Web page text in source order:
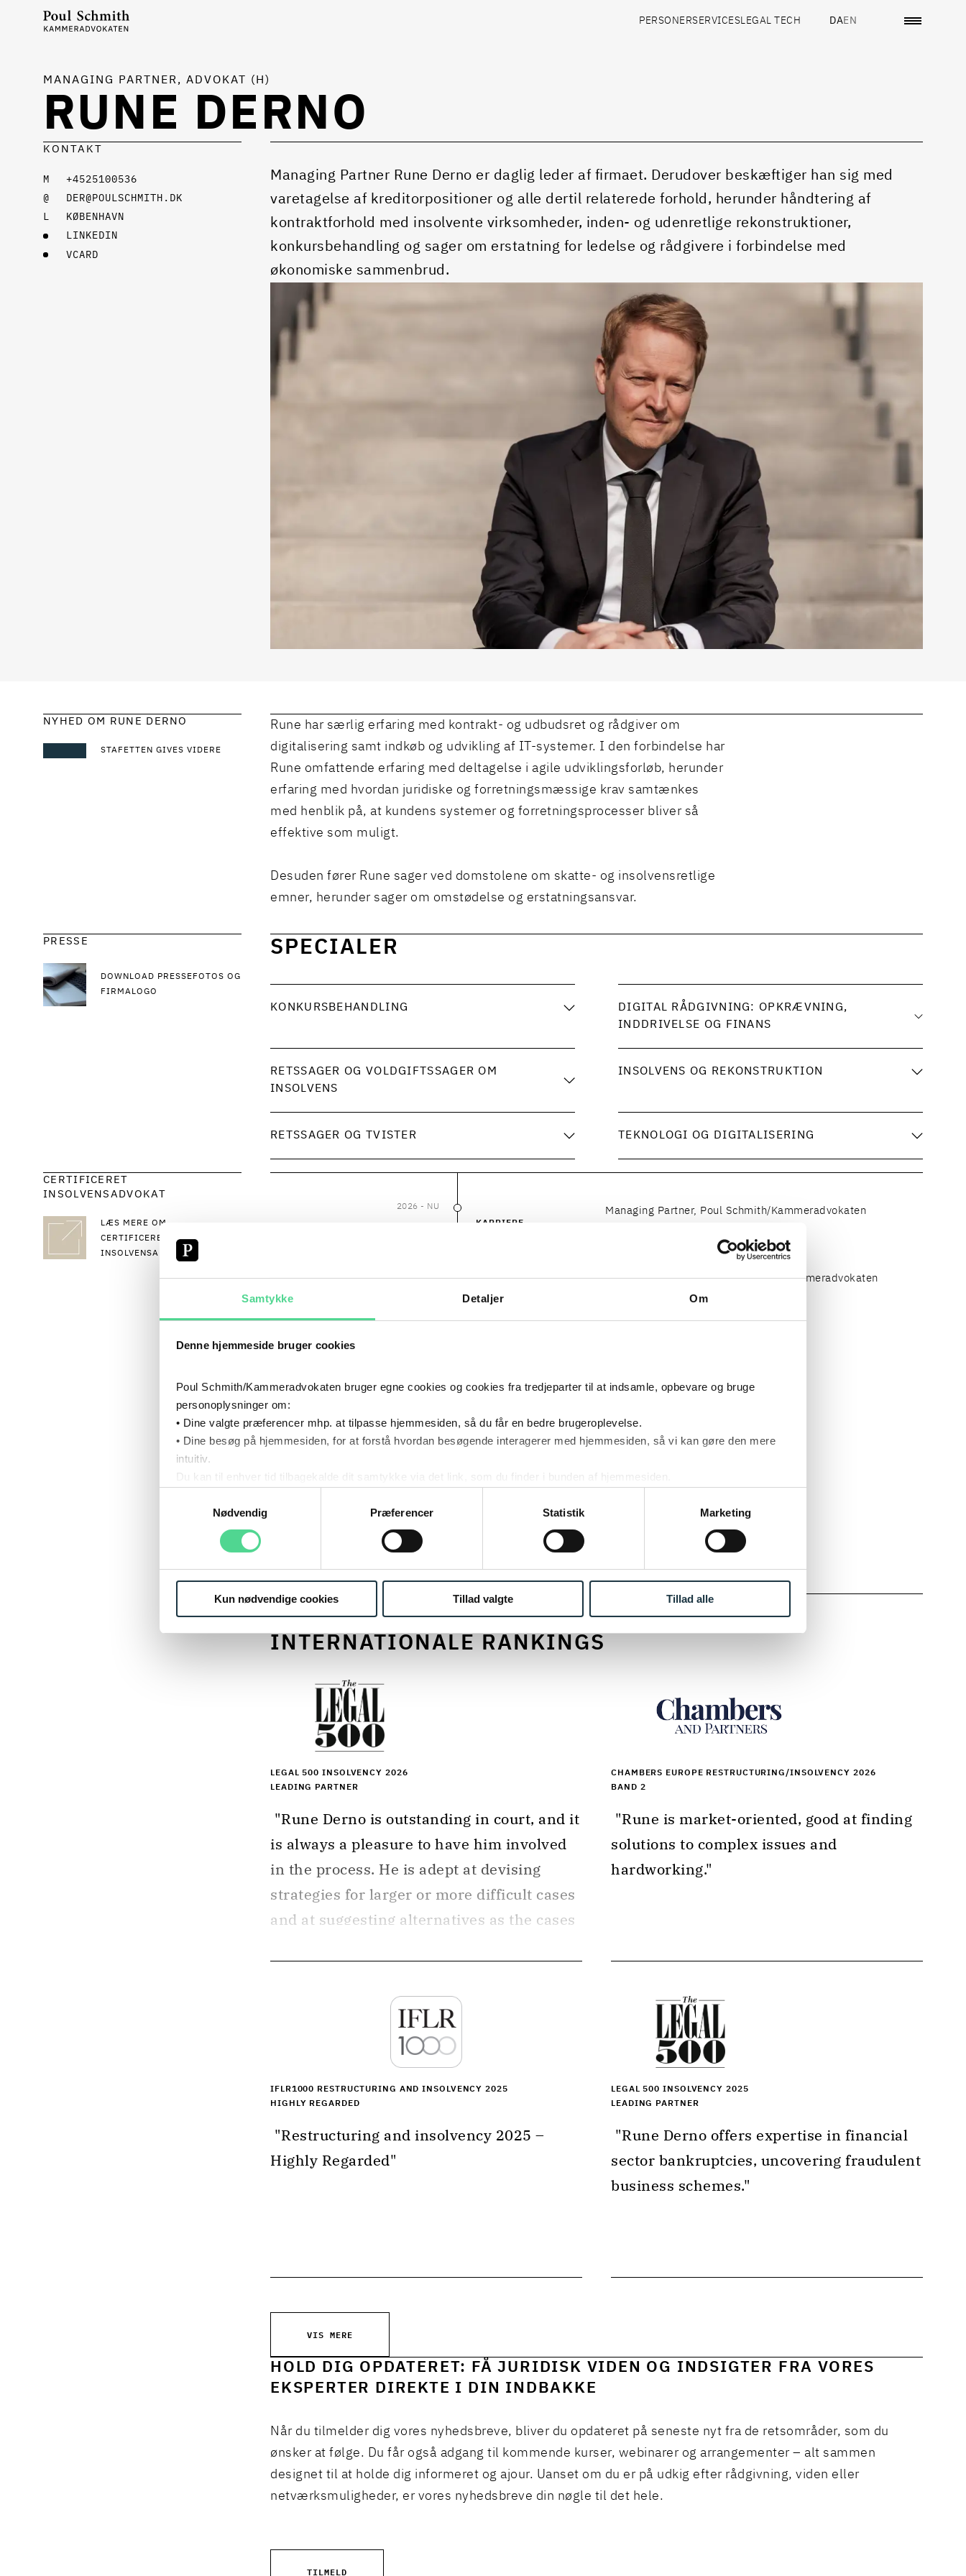
Samtykke Detaljer Om
Denne hjemmeside bruger cookies
Poul Schmith/Kammeradvokaten bruger egne cookies og cookies fra tredjeparter til at indsamle, opbevare og bruge
personoplysninger om:
• Dine valgte præferencer mhp. at tilpasse hjemmesiden, så du får en bedre brugeroplevelse.
• Dine besøg på hjemmesiden, for at forstå hvordan besøgende interagerer med hjemmesiden, så vi kan gøre den mere
intuitiv.
Du kan til enhver tid tilbagekalde dit samtykke via det link, som du finder i bunden af hjemmesiden.
Læs mere om vores behandling af personoplysninger her.
Nødvendig
Præferencer Statistik Marketing
Kun nødvendige cookies Tillad valgte Tillad alle
PERSONERSERVICESLEGAL TECH DAEN
RUNE DERNO
MANAGING PARTNER, ADVOKAT (H)
KONTAKT
+4525100536
DER@POULSCHMITH.DK
KØBENHAVN
LINKEDIN
VCARD
Managing Partner Rune Derno er daglig leder af firmaet. Derudover beskæftiger han sig med
varetagelse af kreditorpositioner og alle dertil relaterede forhold, herunder håndtering af
kontraktforhold med insolvente virksomheder, inden- og udenretlige rekonstruktioner,
konkursbehandling og sager om erstatning for ledelse og rådgivere i forbindelse med
økonomiske sammenbrud.
NYHED OM RUNE DERNO
STAFETTEN GIVES VIDERE
Rune har særlig erfaring med kontrakt- og udbudsret og rådgiver om
digitalisering samt indkøb og udvikling af IT-systemer. I den forbindelse har
Rune omfattende erfaring med deltagelse i agile udviklingsforløb, herunder
erfaring med hvordan juridiske og forretningsmæssige krav samtænkes
med henblik på, at kundens systemer og forretningsprocesser bliver så
effektive som muligt.
Desuden fører Rune sager ved domstolene om skatte- og insolvensretlige
emner, herunder sager om omstødelse og erstatningsansvar.
PRESSE
DOWNLOAD PRESSEFOTOS OG
FIRMALOGO
SPECIALER
KONKURSBEHANDLING
DIGITAL RÅDGIVNING: OPKRÆVNING,
INDDRIVELSE OG FINANS
RETSSAGER OG VOLDGIFTSSAGER OM
INSOLVENS
INSOLVENS OG REKONSTRUKTION
RETSSAGER OG TVISTER TEKNOLOGI OG DIGITALISERING
CERTIFICERET
INSOLVENSADVOKAT
LÆS MERE OM
CERTIFICEREDE DANSKE
INSOLVENSADVOKATER
2026 - NU
KARRIERE
Managing Partner, Poul Schmith/Kammeradvokaten
2025- 2026
Bestyrelsesmedlem, Poul Schmith/Kammeradvokaten
2013 –2015
UDDANNELSE
Certificeret insolvensadvokat
Poul Schmith/Kammeradvokaten
2003
UDDANNELSE
Cand.jur., Københavns Universitet
INTERNATIONALE RANKINGS
LEGAL 500 INSOLVENCY 2026
LEADING PARTNER
is always a pleasure to have him involved
in the process. He is adept at devising
strategies for larger or more difficult cases
and at suggesting alternatives as the cases
CHAMBERS EUROPE RESTRUCTURING/INSOLVENCY 2026
BAND 2
solutions to complex issues and
hardworking."
IFLR1000 RESTRUCTURING AND INSOLVENCY 2025
HIGHLY REGARDED
Highly Regarded"
LEGAL 500 INSOLVENCY 2025
LEADING PARTNER
sector bankruptcies, uncovering fraudulent
business schemes."
VIS MERE
HOLD DIG OPDATERET: FÅ JURIDISK VIDEN OG INDSIGTER FRA VORES
EKSPERTER DIREKTE I DIN INDBAKKE
Når du tilmelder dig vores nyhedsbreve, bliver du opdateret på seneste nyt fra de retsområder, som du
ønsker at følge. Du får også adgang til kommende kurser, webinarer og arrangementer – alt sammen
designet til at holde dig informeret og ajour. Uanset om du er på udkig efter rådgivning, viden eller
netværksmuligheder, er vores nyhedsbreve din nøgle til det hele.
TILMELD